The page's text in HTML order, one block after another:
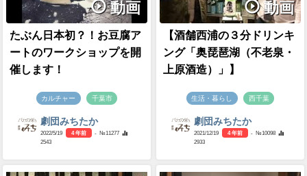
動画
たぶん日本初？！お豆腐ア
ートのワークショップを開
催します！
カルチャー 千葉市
劇団みちたか
2022/5/19 4 年前
- №11277
2543
動画
【酒舗西浦の３分ドリンキ
ング「奥琵琶湖（不老泉・
上原酒造）」】
生活・暮らし 西千葉
劇団みちたか
2021/12/19 4 年前
- №10098
2933